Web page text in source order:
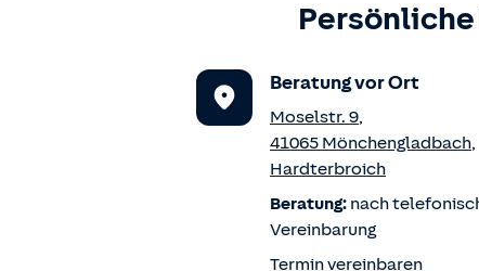
Beratung vor Ort
Moselstr. 9,
41065 Mönchengladbach,
Hardterbroich
Beratung: nach
Vereinbarung
Termin vereinbaren